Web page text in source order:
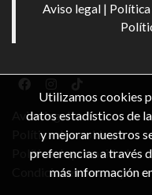
Aviso legal |
Aviso legal
Política de cookies
Política de privacidad
Condiciones de compra
Utilizamos cookies
datos estadísticos de
y mejorar nuestros
preferencias a través
más información